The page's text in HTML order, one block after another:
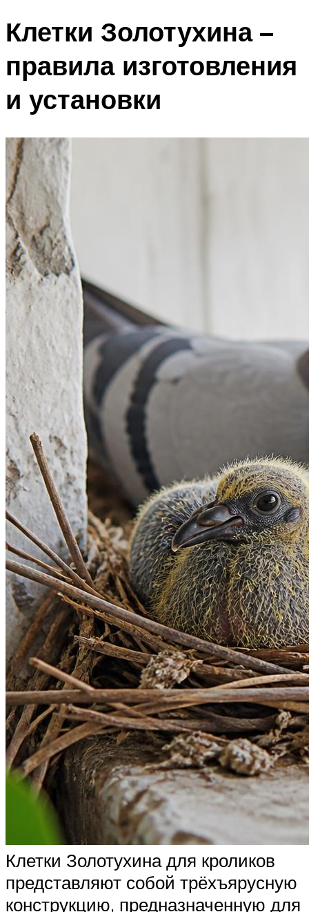
Клетки Золотухина –
правила изготовления
и установки
Клетки Золотухина для кроликов
представляют собой трёхъярусную
конструкцию, предназначенную для